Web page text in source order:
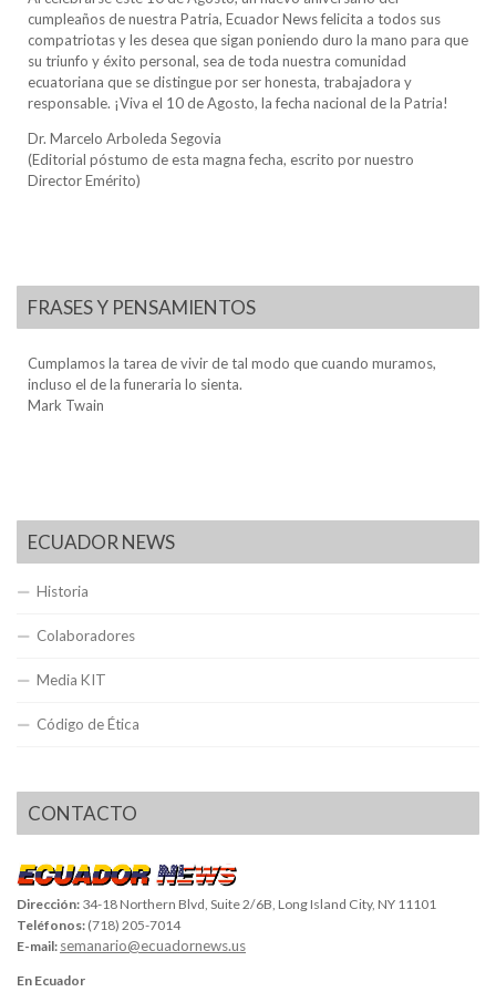
cumpleaños de nuestra Patria, Ecuador News felicita a todos sus
compatriotas y les desea que sigan poniendo duro la mano para que
su triunfo y éxito personal, sea de toda nuestra comunidad
ecuatoriana que se distingue por ser honesta, trabajadora y
responsable. ¡Viva el 10 de Agosto, la fecha nacional de la Patria!
Dr. Marcelo Arboleda Segovia
(Editorial póstumo de esta magna fecha, escrito por nuestro
Director Emérito)
FRASES Y PENSAMIENTOS
Cumplamos la tarea de vivir de tal modo que cuando muramos,
incluso el de la funeraria lo sienta.
Mark Twain
ECUADOR NEWS
Historia
Colaboradores
Media KIT
Código de Ética
CONTACTO
Dirección: 34-18 Northern Blvd, Suite 2/6B, Long Island City, NY 11101
Teléfonos: (718) 205-7014
E-mail: semanario@ecuadornews.us
En Ecuador